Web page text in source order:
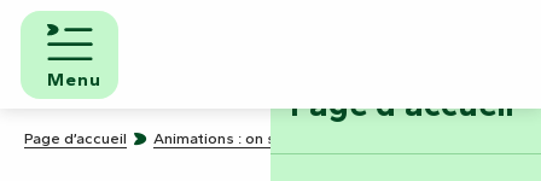
Aller
contenu
principal
Menu
Page d'accueil
Page d’accueil Animations : on sait faire la fête !